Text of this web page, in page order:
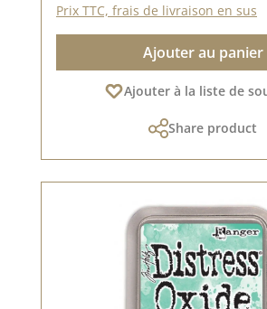
Prix TTC, frais de livraison en sus
Ajouter au panier
Ajouter à la liste de
Share product